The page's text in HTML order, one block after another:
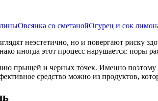
Овсянка со сметанойОгурец и сок
неэстетично, но и повергают риску
иногда этот процесс нарушается: поры
прыщей и черных точек. Именно поэтому
средство можно из продуктов,